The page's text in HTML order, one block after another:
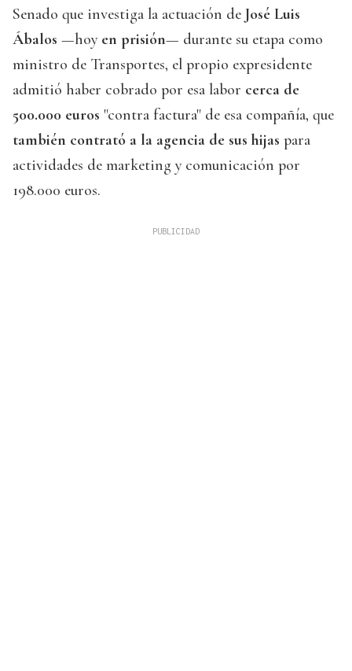
Senado que investiga la actuación de José Luis
Ábalos —hoy en prisión— durante su etapa como
ministro de Transportes, el propio expresidente
admitió haber cobrado por esa labor cerca de
500.000 euros "contra factura" de esa compañía, que
también contrató a la agencia de sus hijas para
actividades de marketing y comunicación por
198.000 euros.